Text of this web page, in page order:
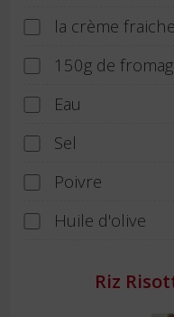
Riz
la crème fraiche
150g de
Eau
Sel
Poivre
Huile d'olive